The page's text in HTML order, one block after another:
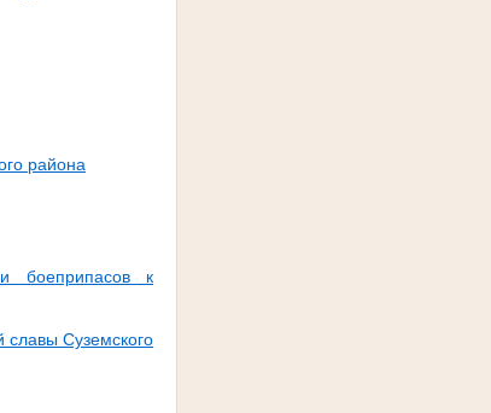
района
боеприпасов к
славы Суземского